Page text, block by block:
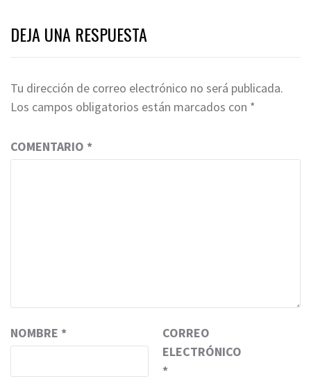
DEJA UNA RESPUESTA
Tu dirección de correo electrónico no será publicada.
Los campos obligatorios están marcados con *
COMENTARIO *
NOMBRE *
CORREO
ELECTRÓNICO
*